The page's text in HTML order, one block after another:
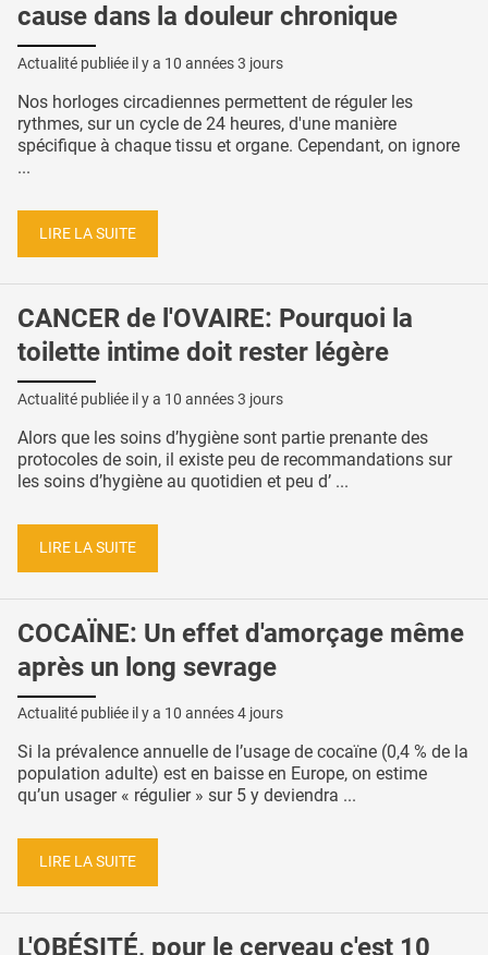
cause dans la douleur chronique
Actualité publiée il y a 10 années 3 jours
Nos horloges circadiennes permettent de réguler les
rythmes, sur un cycle de 24 heures, d'une manière
spécifique à chaque tissu et organe. Cependant, on ignore
...
LIRE LA SUITE
CANCER de l'OVAIRE: Pourquoi la
toilette intime doit rester légère
Actualité publiée il y a 10 années 3 jours
Alors que les soins d’hygiène sont partie prenante des
protocoles de soin, il existe peu de recommandations sur
les soins d’hygiène au quotidien et peu d’ ...
LIRE LA SUITE
COCAÏNE: Un effet d'amorçage même
après un long sevrage
Actualité publiée il y a 10 années 4 jours
Si la prévalence annuelle de l’usage de cocaïne (0,4 % de la
population adulte) est en baisse en Europe, on estime
qu’un usager « régulier » sur 5 y deviendra ...
LIRE LA SUITE
L'OBÉSITÉ, pour le cerveau c'est 10